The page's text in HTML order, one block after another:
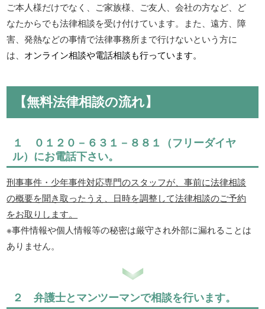
ご本人様だけでなく、ご家族様、ご友人、会社の方など、ど
なたからでも法律相談を受け付けています。また、遠方、障
害、発熱などの事情で法律事務所まで行けないという方に
は、 オンライン相談や電話相談も行っています。
【無料法律相談の流れ】
１ ０１２０－６３１－８８１ （フリーダイヤ
ル）にお電話下さい。
刑事事件・少年事件対応専門のスタッフが、事前に法律相談
の概要を聞き取ったうえ、日時を調整して法律相談のご予約
をお取りします。
※事件情報や個人情報等の秘密は厳守され外部に漏れることは
ありません。
２ 弁護士とマンツーマンで相談を行います。